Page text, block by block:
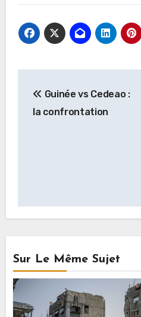
de
Guinée vs Cedeao :
la confrontation
Sur Le Même Sujet